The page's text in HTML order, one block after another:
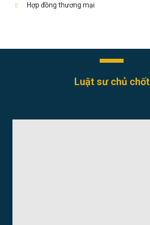
Hợp đồng thương mại
Luật sư chủ chốt